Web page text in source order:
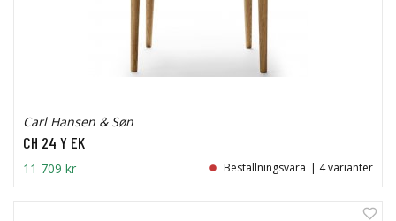
Carl Hansen & Søn
CH 24 Y EK
11 709 kr Beställningsvara | 4 varianter